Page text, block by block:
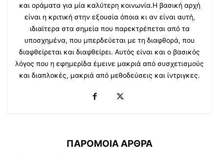
και οράματα για μία καλύτερη κοινωνία.Η βασική αρχή
είναι η κριτική στην εξουσία όποια κι αν είναι αυτή,
ιδιαίτερα στα σημεία που παρεκτρέπεται από τα
υποσχημένα, που μπερδεύεται με τη διαφθορά, που
διαφθείρεται και διαφθείρει. Αυτός είναι και ο βασικός
λόγος που η εφημερίδα έμεινε μακριά από συσχετισμούς
και διαπλοκές, μακριά από μεθοδεύσεις και ίντριγκες.
ΠΑΡΟΜΟΙΑ ΑΡΘΡΑ